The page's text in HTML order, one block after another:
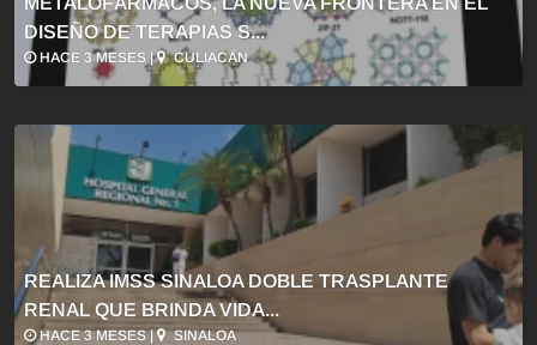
DISEÑO DE TERAPIAS S...
HACE 3 MESES | CULIACÁN
REALIZA IMSS SINALOA DOBLE TRASPLANTE
RENAL QUE BRINDA VIDA...
HACE 3 MESES | SINALOA